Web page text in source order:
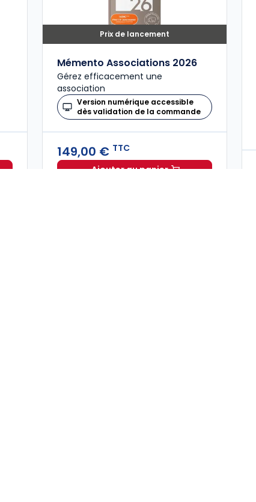
Prix de lancement
Mémento Associations 2026
Gérez efficacement une
association
Version numérique accessible
dès validation de la commande
149,00 € TTC
Ajouter au panier